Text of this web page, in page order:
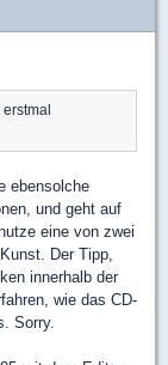
ebensolche
und geht auf
eine von zwei
Der Tipp,
innerhalb der
wie das CD-
Sorry.